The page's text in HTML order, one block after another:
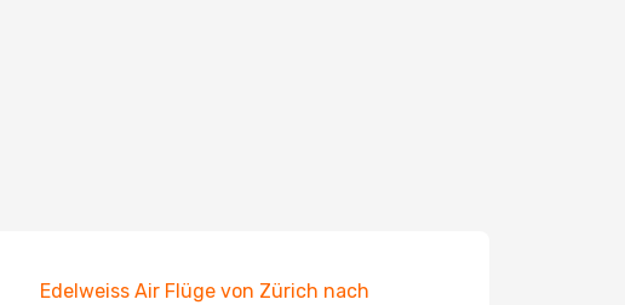
Edelweiss Air Flüge von Zürich nach